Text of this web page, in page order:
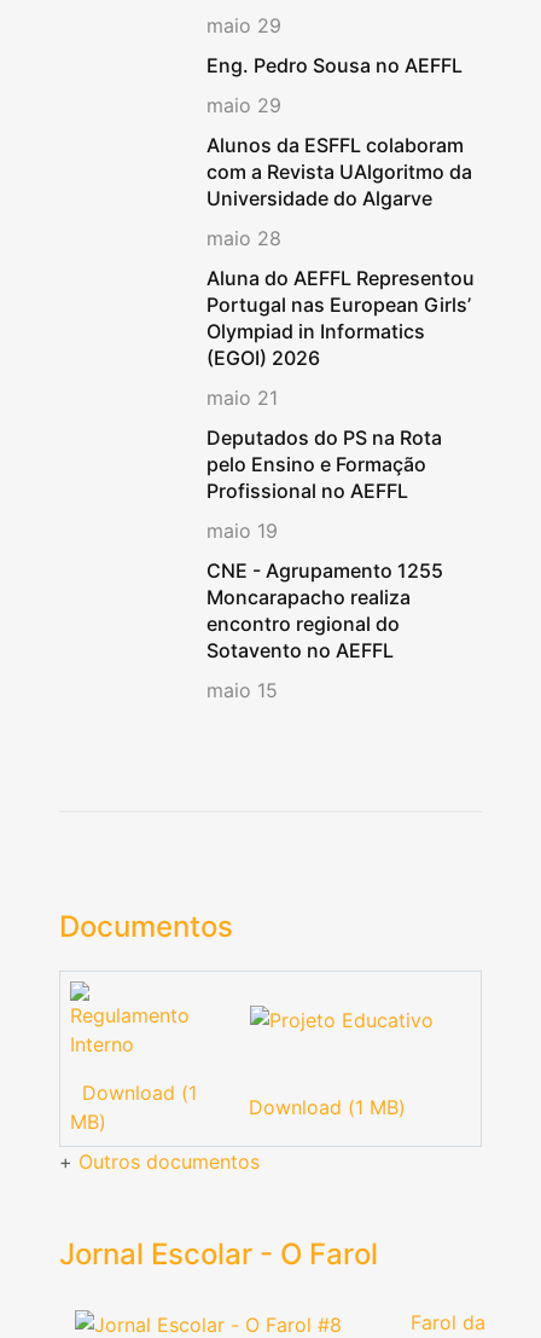
maio 29
Eng. Pedro Sousa no AEFFL
maio 29
Alunos da ESFFL colaboram
com a Revista UAlgoritmo da
Universidade do Algarve
maio 28
Aluna do AEFFL Representou
Portugal nas European Girls’
Olympiad in Informatics
(EGOI) 2026
maio 21
Deputados do PS na Rota
pelo Ensino e Formação
Profissional no AEFFL
maio 19
CNE - Agrupamento 1255
Moncarapacho realiza
encontro regional do
Sotavento no AEFFL
maio 15
Documentos
Download (1
MB)
Download (1 MB)
+ Outros documentos
Jornal Escolar - O Farol
Farol da